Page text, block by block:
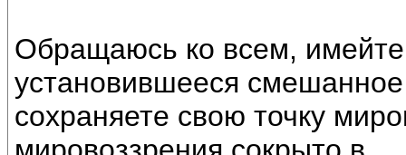
Обращаюсь ко всем,
установившееся
сохраняете свою точку